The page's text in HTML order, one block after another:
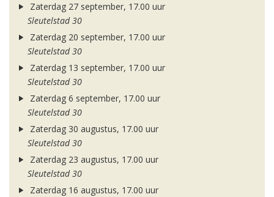
Zaterdag 27 september, 17.00 uur
Sleutelstad 30
Zaterdag 20 september, 17.00 uur
Sleutelstad 30
Zaterdag 13 september, 17.00 uur
Sleutelstad 30
Zaterdag 6 september, 17.00 uur
Sleutelstad 30
Zaterdag 30 augustus, 17.00 uur
Sleutelstad 30
Zaterdag 23 augustus, 17.00 uur
Sleutelstad 30
Zaterdag 16 augustus, 17.00 uur